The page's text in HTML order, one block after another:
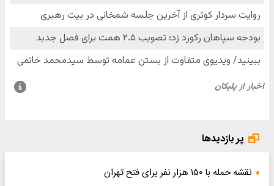
پر بازدیدها
نقشه حمله با ۱۵۰ هزار نفر برای فتح تهران